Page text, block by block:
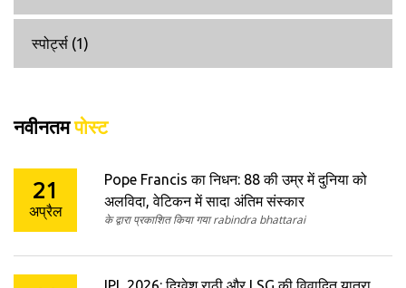
स्पोर्ट्स (1)
नवीनतमपोस्ट
21
अप्रैल
Pope Francis का निधन: 88 की उम्र में दुनिया को
अलविदा, वेटिकन में सादा अंतिम संस्कार
के द्वारा प्रकाशित किया गया rabindra bhattarai